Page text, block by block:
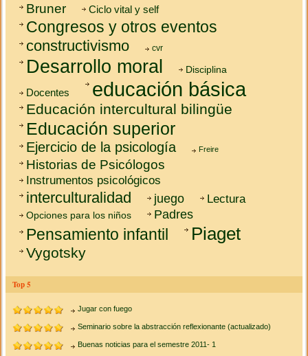
Bruner Ciclo vital y self
Congresos y otros eventos
constructivismo cvr
Desarrollo moral Disciplina
Docentes educación básica
Educación intercultural bilingüe
Educación superior
Ejercicio de la psicología Freire
Historias de Psicólogos
Instrumentos psicológicos
interculturalidad juego Lectura
Opciones para los niños Padres
Pensamiento infantil Piaget
Vygotsky
Top 5
Jugar con fuego
Seminario sobre la abstracción reflexionante (actualizado)
Buenas noticias para el semestre 2011- 1